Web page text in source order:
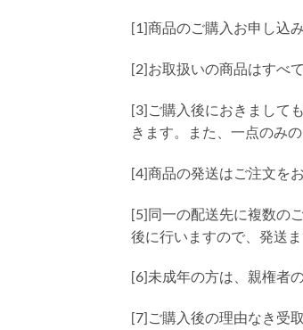
[1]商品のご購入お申し込
[2]お取扱いの商品はすべ
[3]ご購入後におきまして
きます。また、一点のみ
[4]商品の発送はご注文を
[5]同一の配送先に複数の
後に行いますので、発送
[6]未成年の方は、親権者
[7]ご購入後の理由なき受